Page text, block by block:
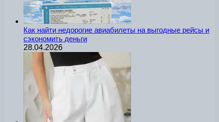
Как найти недорогие авиабилеты на выгодные рейсы и
сэкономить деньги
28.04.2026